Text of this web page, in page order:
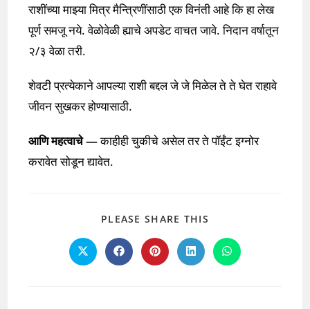
राशींच्या माझ्या मित्र मैन्त्रिणींसाठी एक विनंती आहे कि हा लेख
पूर्ण समजू नये. वेळोवेळी ह्याचे अपडेट वाचत जावे. निदान वर्षातून
२/३ वेळा तरी.
शेवटी प्रत्येकाने आपल्या राशी बद्दल जे जे मिळेल ते ते घेत राहावे
जीवन सुखकर होण्यासाठी.
आणि महत्वाचे —काहीही चुकीचे असेल तर ते पॉईंट इग्नोर
करावेत सोडून द्यावेत.
PLEASE SHARE THIS
CONTENT
Opens
in
Opens
in
Opens
in
Opens
in
Opens
in